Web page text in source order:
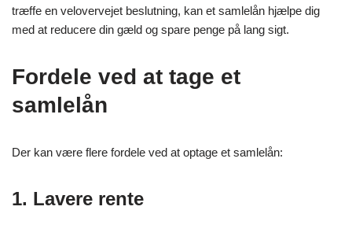
træffe en velovervejet beslutning, kan et samlelån hjælpe dig
med at reducere din gæld og spare penge på lang sigt.
Fordele ved at tage et
samlelån
Der kan være flere fordele ved at optage et samlelån:
1. Lavere rente